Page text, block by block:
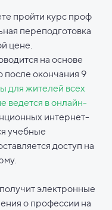
пройти курс проф
переподготовка
цене.
на основе
после окончания 9
для жителей всех
ведется в онлайн-
интернет-
учебные
доступ на
электронные
о профессии на